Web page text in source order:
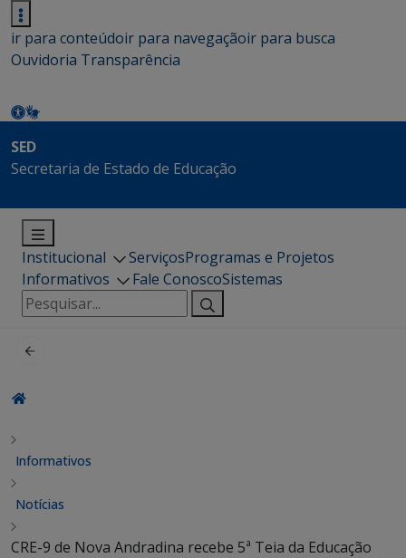
ir para conteúdoir para navegaçãoir para busca
Ouvidoria Transparência
SED
Secretaria de Estado de Educação
Institucional ServiçosProgramas e Projetos
Informativos
Fale ConoscoSistemas
Pesquisar
por:
Informativos
Notícias
CRE-9 de Nova Andradina recebe 5ª Teia da Educação